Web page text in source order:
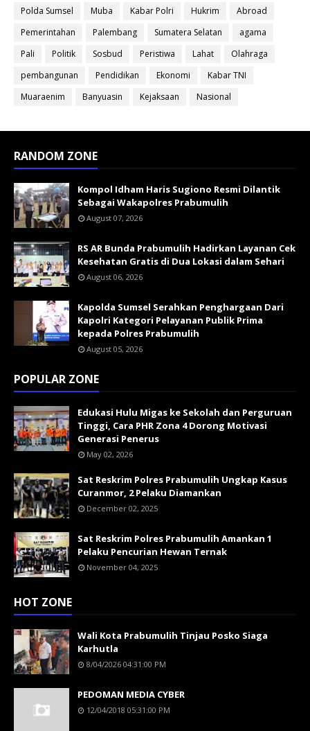
Polda Sumsel
Muba Kabar Polri Hukrim
Abroad
Pemerintahan
Palembang Sumatera Selatan
agama
Pali
Politik Sosbud Peristiwa Lahat
Olahraga
pembangunan
Pendidikan Ekonomi
Kabar TNI
Muaraenim
Banyuasin Kejaksaan Nasional
RANDOM ZONE
Kompol Idham Haris Sugiono Resmi Dilantik
Sebagai Wakapolres Prabumulih
August 07, 2026
RS AR Bunda Prabumulih Hadirkan Layanan Cek
Kesehatan Gratis di Dua Lokasi dalam Sehari
August 06, 2026
Kapolda Sumsel Serahkan Penghargaan Dari
Kapolri Kategori Pelayanan Publik Prima
kepada Polres Prabumulih
August 05, 2026
POPULAR ZONE
Edukasi Hulu Migas ke Sekolah dan Perguruan
Tinggi, Cara PHR Zona 4 Dorong Motivasi
Generasi Penerus
May 02, 2026
Sat Reskrim Polres Prabumulih Ungkap Kasus
Curanmor, 2 Pelaku Diamankan
December 02, 2025
Sat Reskrim Polres Prabumulih Amankan 1
Pelaku Pencurian Hewan Ternak
November 04, 2025
HOT ZONE
Wali Kota Prabumulih Tinjau Posko Siaga
Karhutla
8/04/2026 04:31:00 PM
PEDOMAN MEDIA CYBER
12/04/2018 05:31:00 PM